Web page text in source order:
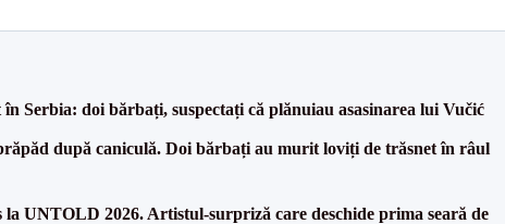
Serbia: doi bărbați, suspectați că plănuiau asasinarea lui Vučić
după caniculă. Doi bărbați au murit loviți de trăsnet în râul
la UNTOLD 2026. Artistul-surpriză care deschide prima seară de